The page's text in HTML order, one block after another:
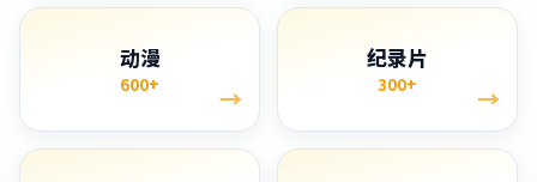
动漫
600+ →
纪录片
300+ →